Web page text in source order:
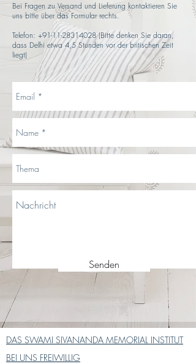
Bei Fragen zu Versand und Lieferung kontaktieren Sie
uns bitte über das Formular rechts.
Telefon: +91-11-28314028(Bitte denken Sie daran,
dass Delhi etwa 4,5 Stunden vor der britischen Zeit
liegt)
Senden
DAS SWAMI SIVANANDA MEMORIAL INSTITUT
BEI UNS FREIWILLIG